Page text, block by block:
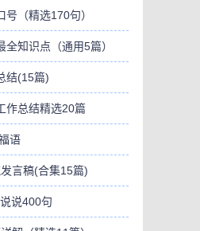
（精选170句）
知识点（通用5篇）
结(15篇)
作总结精选20篇
语
言稿(合集15篇)
说400句